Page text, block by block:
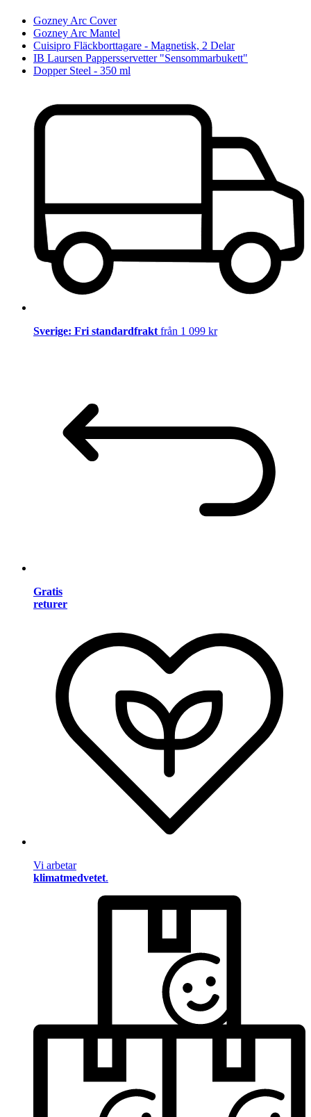
Gozney Arc Cover
Gozney Arc Mantel
Cuisipro Fläckborttagare - Magnetisk, 2 Delar
IB Laursen Pappersservetter "Sensommarbukett"
Dopper Steel - 350 ml
Sverige: Fri standardfrakt från 1 099 kr
Gratis
returer
Vi arbetar
klimatmedvetet.